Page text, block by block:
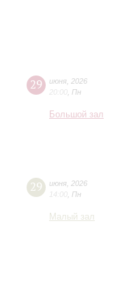
29 июня 2026
20:00 Пн
Большой зал
29 июня 2026
14:00 Пн
Малый зал